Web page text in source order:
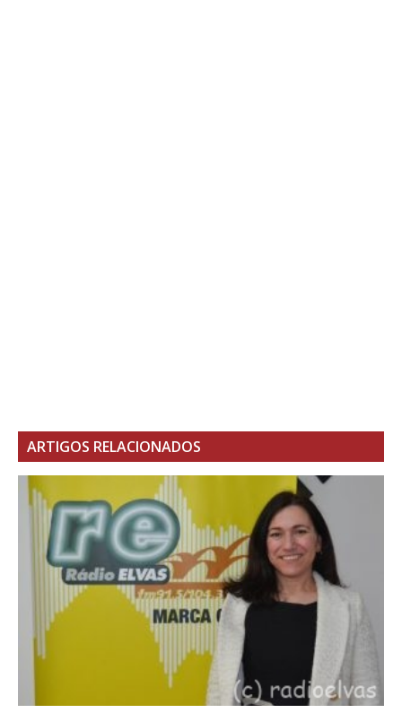
ARTIGOS RELACIONADOS